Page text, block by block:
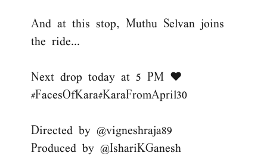
And at this stop, Muthu Selvan joins
the ride...
Next drop today at 5 PM ❤️
#FacesOfKara#KaraFromApril30
Directed by @vigneshraja89
Produced by @IshariKGanesh